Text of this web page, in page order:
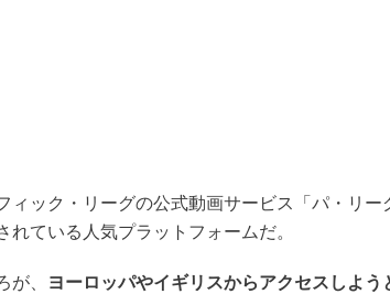
ィック・リーグの公式動画サービス「パ・リ
れている人気プラットフォームだ。
が、 ヨーロッパやイギリスからアクセスしよ